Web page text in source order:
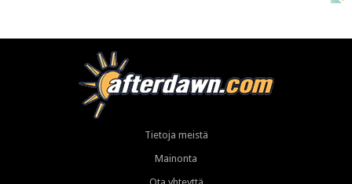
Tietoja meistä
Mainonta